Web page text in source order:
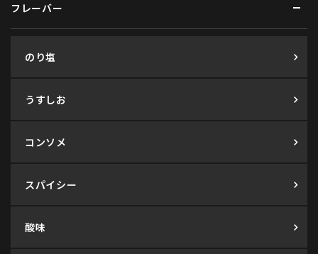
フレーバー
のり塩
うすしお
コンソメ
スパイシー
酸味